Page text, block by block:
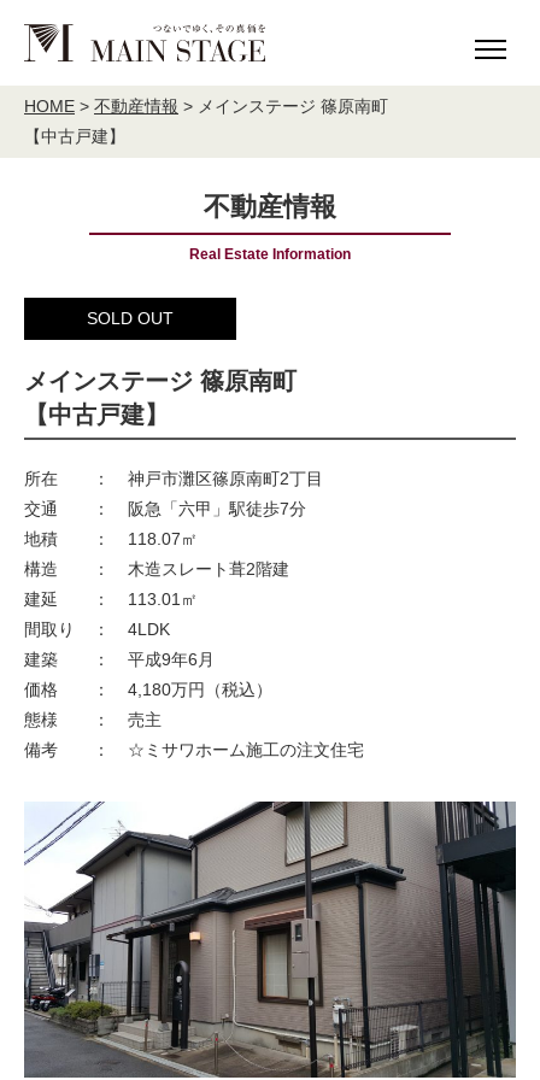
HOME > 不動産情報 > メインステージ 篠原南町
【中古戸建】
不動産情報
Real Estate Information
SOLD OUT
メインステージ 篠原南町
【中古戸建】
所在 ：
神戸市灘区篠原南町2丁目
交通
：
阪急「六甲」駅徒歩7分
地積
：
118.07㎡
構造
：
木造スレート葺2階建
建延
：
113.01㎡
間取り
：
4LDK
建築
：
平成9年6月
価格
：
4,180万円（税込）
態様
：
売主
備考
： ☆ミサワホーム施工の注文住宅
HOME
MAIN STAGE について
理念
アクセス
MAIN STAGE The Base
不動産投資事業
宅地分譲
validie
不動産情報
保有・管理物件一覧
最新情報一覧
お問い合わせ
サイトマップ
賃貸業者様専用